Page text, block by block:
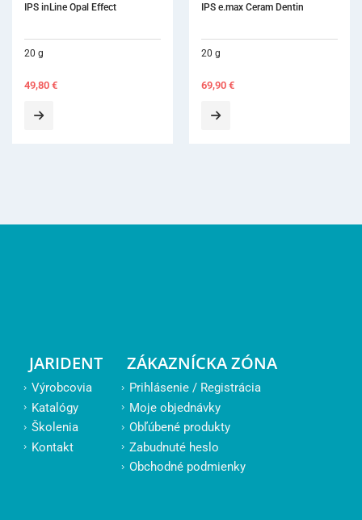
IPS e.max Ceram Dentin
20 g
69,90 €
JARIDENT
Výrobcovia
Katalógy
Školenia
Kontakt
ZÁKAZNÍCKA ZÓNA
Prihlásenie / Registrácia
Moje objednávky
Obľúbené produkty
Zabudnuté heslo
Obchodné podmienky